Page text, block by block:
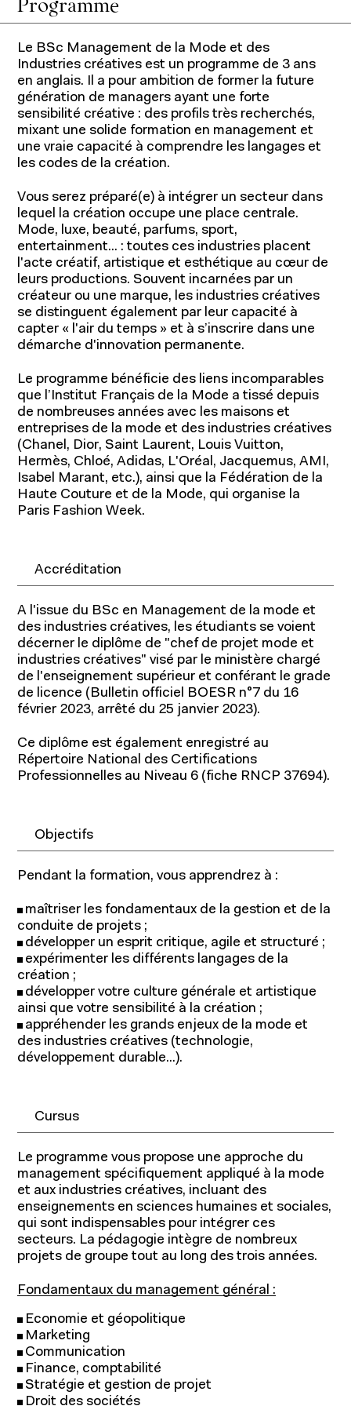
Programmes pour étudiants
Programmes pour professionnels
Le BSc Management de la Mode et des
Industries créatives est un programme de 3 ans
en anglais. Il a pour ambition de former la future
génération de managers ayant une forte
sensibilité créative : des profils très recherchés,
mixant une solide formation en management et
une vraie capacité à comprendre les langages et
les codes de la création.
Vous serez préparé(e) à intégrer un secteur dans
lequel la création occupe une place centrale.
Mode, luxe, beauté, parfums, sport,
entertainment... : toutes ces industries placent
l'acte créatif, artistique et esthétique au cœur de
leurs productions. Souvent incarnées par un
créateur ou une marque, les industries créatives
se distinguent également par leur capacité à
capter « l'air du temps » et à s’inscrire dans une
démarche d'innovation permanente.
Le programme bénéficie des liens incomparables
que l’Institut Français de la Mode a tissé depuis
de nombreuses années avec les maisons et
entreprises de la mode et des industries créatives
(Chanel, Dior, Saint Laurent, Louis Vuitton,
Hermès, Chloé, Adidas, L'Oréal, Jacquemus, AMI,
Isabel Marant, etc.), ainsi que la Fédération de la
Haute Couture et de la Mode, qui organise la
Paris Fashion Week.
Accréditation
A l'issue du BSc en Management de la mode et
des industries créatives, les étudiants se voient
décerner le diplôme de "chef de projet mode et
industries créatives" visé par le ministère chargé
de l'enseignement supérieur et conférant le grade
de licence (Bulletin officiel BOESR n°7 du 16
février 2023, arrêté du 25 janvier 2023).
Ce diplôme est également enregistré au
Répertoire National des Certifications
Professionnelles au Niveau 6 (fiche RNCP 37694).
Objectifs
Pendant la formation, vous apprendrez à :
maîtriser les fondamentaux de la gestion et de la
conduite de projets ;
développer un esprit critique, agile et structuré ;
expérimenter les différents langages de la
création ;
développer votre culture générale et artistique
ainsi que votre sensibilité à la création ;
appréhender les grands enjeux de la mode et
des industries créatives (technologie,
développement durable...).
Cursus
Le programme vous propose une approche du
management spécifiquement appliqué à la mode
et aux industries créatives, incluant des
enseignements en sciences humaines et sociales,
qui sont indispensables pour intégrer ces
secteurs. La pédagogie intègre de nombreux
projets de groupe tout au long des trois années.
Fondamentaux du management général :
Economie et géopolitique
Marketing
Communication
Finance, comptabilité
Stratégie et gestion de projet
Droit des sociétés